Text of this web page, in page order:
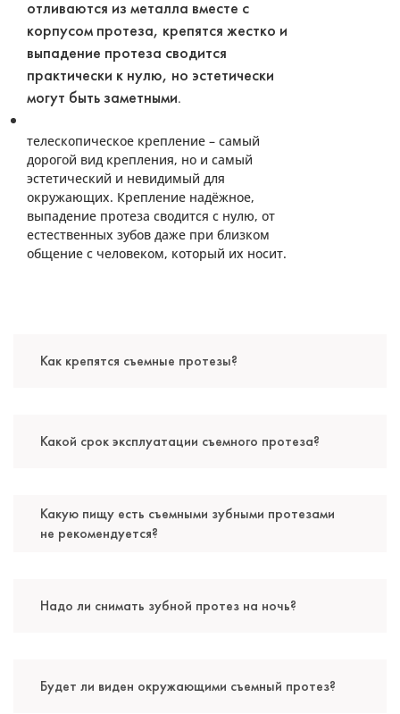
отливаются из металла вместе с
корпусом протеза, крепятся жестко и
выпадение протеза сводится
практически к нулю, но эстетически
могут быть заметными.
телескопическое крепление – самый
дорогой вид крепления, но и самый
эстетический и невидимый для
окружающих. Крепление надёжное,
выпадение протеза сводится с нулю, от
естественных зубов даже при близком
общение с человеком, который их носит.
Как крепятся съемные протезы?
Какой срок эксплуатации съемного протеза?
Какую пищу есть съемными зубными протезами
не рекомендуется?
Надо ли снимать зубной протез на ночь?
Будет ли виден окружающими съемный протез?